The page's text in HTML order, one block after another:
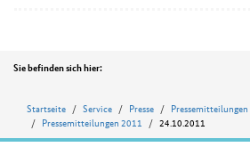
Position
Sie befinden sich hier:
Startseite Service Presse Pressemitteilungen
Pressemitteilungen 2011
24.10.2011